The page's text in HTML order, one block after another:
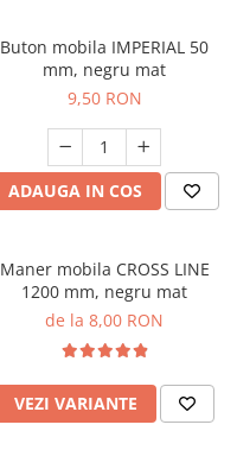
Buton mobila IMPERIAL 50
mm, negru mat
9,50 RON
ADAUGA IN COS
Maner mobila CROSS LINE
1200 mm, negru mat
de la 8,00 RON
VEZI VARIANTE